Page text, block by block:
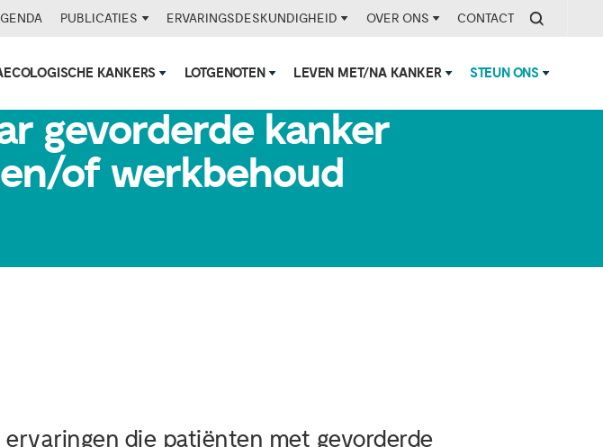
PUBLICATIES ERVARINGSDESKUNDIGHEID OVER ONS CONTACT
KANKERS LOTGENOTEN LEVEN MET/NA KANKER STEUN ONS
gevorderde kanker
of werkbehoud
die patiënten met gevorderde